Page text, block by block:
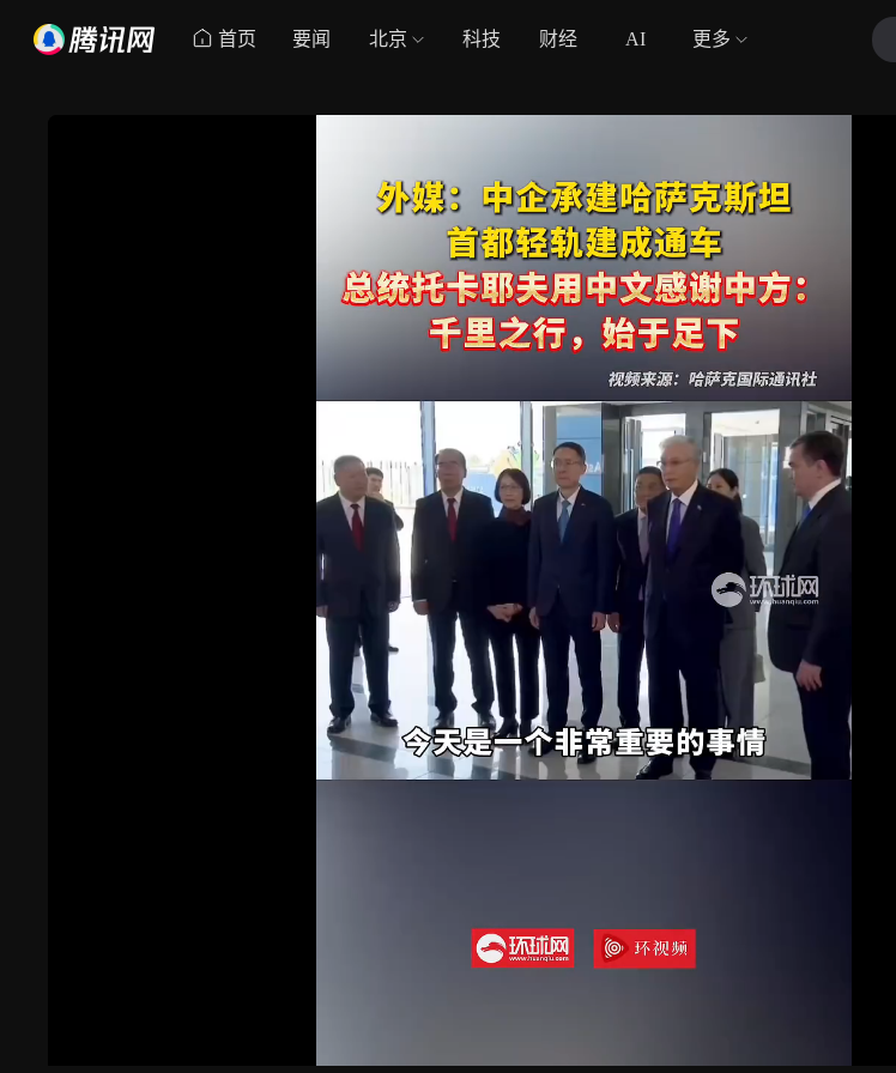
首页 要闻 北京 科技 财经 AI 更多